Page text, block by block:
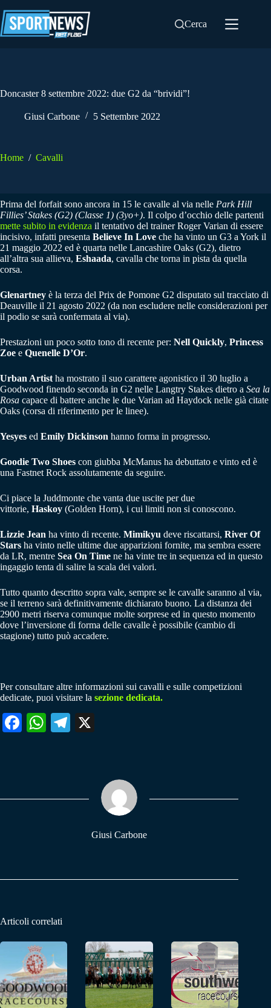
al
contenuto
Cerca
Doncaster 8 settembre 2022: due G2 da “brividi”!
Giusi Carbone 5 Settembre 2022
Home / Cavalli
Prima del forfait sono ancora in 15 le cavalle al via nelle Park Hill
Fillies’ Stakes (G2) (Classe 1) (3yo+). Il colpo d’occhio delle partenti
mette subito in evidenza il tentativo del trainer Roger Varian di essere
incisivo, infatti presenta Believe In Love che ha vinto un G3 a York il
21 maggio 2022 ed è quarta nelle Lancashire Oaks (G2), dietro
all’altra sua allieva, Eshaada, cavalla che torna in pista da quella
corsa.
Glenartney è la terza del Prix de Pomone G2 disputato sul tracciato di
Deauville il 21 agosto 2022 (da non escludere nelle considerazioni per
il podio se sarà confermata al via).
Prestazioni un poco sotto tono di recente per: Nell Quickly, Princess
Zoe e Quenelle D’Or.
Urban Artist ha mostrato il suo carattere agonistico il 30 luglio a
Goodwood finendo seconda in G2 nelle Langtry Stakes dietro a Sea la
Rosa capace di battere anche le due Varian ad Haydock nelle già citate
Oaks (corsa di riferimento per le linee).
Yesyes ed Emily Dickinson hanno forma in progresso.
Goodie Two Shoes con giubba McManus ha debuttato e vinto ed è
una Fastnet Rock assolutamente da seguire.
Ci piace la Juddmonte che vanta due uscite per due
vittorie, Haskoy (Golden Horn), i cui limiti non si conoscono.
Lizzie Jean ha vinto di recente. Mimikyu deve riscattarsi, River Of
Stars ha vinto nelle ultime due apparizioni fornite, ma sembra essere
da LR, mentre Sea On Time ne ha vinte tre in sequenza ed in questo
ingaggio tenta di salire la scala dei valori.
Tutto quanto descritto sopra vale, sempre se le cavalle saranno al via,
se il terreno sarà definitivamente dichiarato buono. La distanza dei
2900 metri riserva comunque molte sorprese ed in questo momento
dove l’inversione di forma delle cavalle è possibile (cambio di
stagione) tutto può accadere.
Per consultare altre informazioni sui cavalli e sulle competizioni
dedicate, puoi visitare la sezione dedicata.
Fa W
pp
Te
m
Giusi Carbone
Articoli correlati